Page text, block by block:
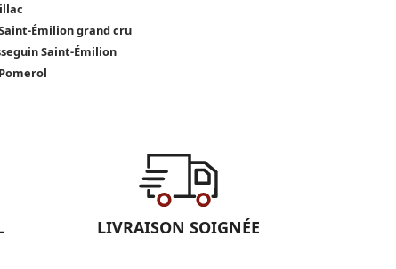
Émilion grand cru
Saint-Émilion
LIVRAISON SOIGNÉE